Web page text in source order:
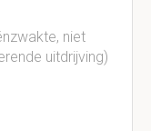
niet
uitdrijving)